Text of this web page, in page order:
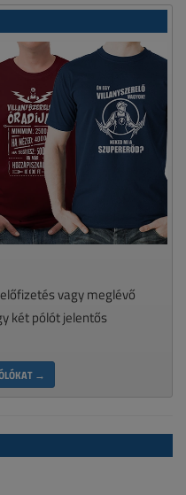
vagy meglévő
két pólót jelentős
→